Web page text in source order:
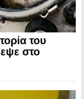
του
στο